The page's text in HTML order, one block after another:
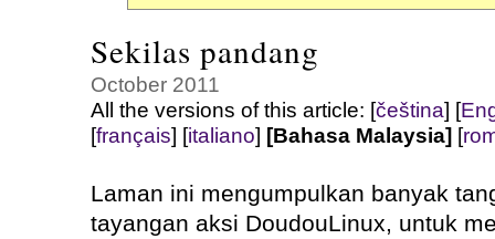
Sekilas pandang
October 2011
All the versions of this article: [čeština] [
[français] [italiano] [Bahasa Malaysia] [
Laman ini mengumpulkan banyak
tayangan aksi DoudouLinux, untuk